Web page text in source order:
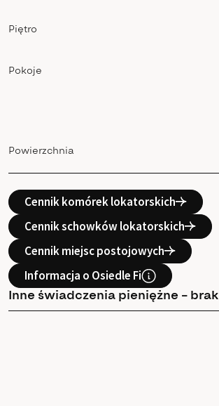
Piętro
Pokoje
Powierzchnia
Cennik komórek lokatorskich
Cennik schowków lokatorskich
Cennik miejsc postojowych
Informacja o Osiedle Fi
Inne świadczenia pieniężne – brak